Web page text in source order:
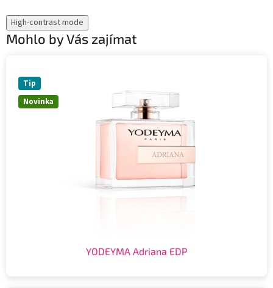
High-contrast mode
Mohlo by Vás zajímat
Novinka
Tip
YODEYMA Adriana EDP